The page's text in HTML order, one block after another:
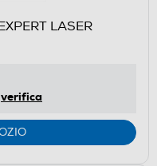
LASER
verifica